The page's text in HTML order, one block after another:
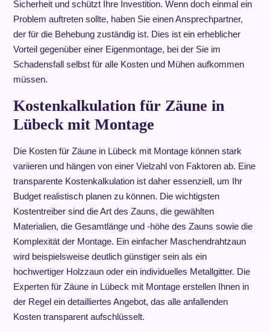
Sicherheit und schützt Ihre Investition. Wenn doch einmal ein
Problem auftreten sollte, haben Sie einen Ansprechpartner,
der für die Behebung zuständig ist. Dies ist ein erheblicher
Vorteil gegenüber einer Eigenmontage, bei der Sie im
Schadensfall selbst für alle Kosten und Mühen aufkommen
müssen.
Kostenkalkulation für Zäune in
Lübeck mit Montage
Die Kosten für Zäune in Lübeck mit Montage können stark
variieren und hängen von einer Vielzahl von Faktoren ab. Eine
transparente Kostenkalkulation ist daher essenziell, um Ihr
Budget realistisch planen zu können. Die wichtigsten
Kostentreiber sind die Art des Zauns, die gewählten
Materialien, die Gesamtlänge und -höhe des Zauns sowie die
Komplexität der Montage. Ein einfacher Maschendrahtzaun
wird beispielsweise deutlich günstiger sein als ein
hochwertiger Holzzaun oder ein individuelles Metallgitter. Die
Experten für Zäune in Lübeck mit Montage erstellen Ihnen in
der Regel ein detailliertes Angebot, das alle anfallenden
Kosten transparent aufschlüsselt.